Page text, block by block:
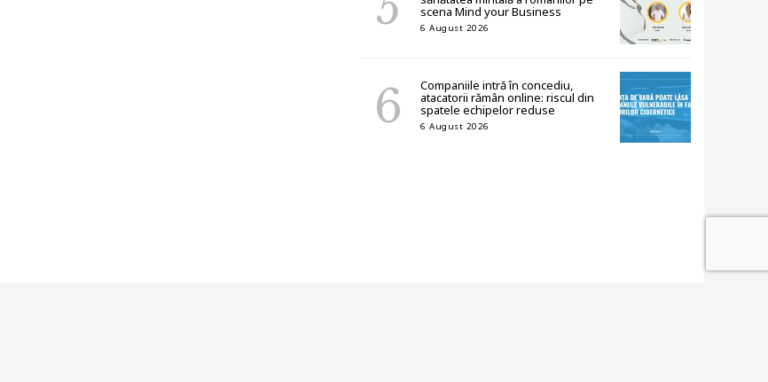
scena Mind your Business
6 August 2026
Companiile intră în concediu,
atacatorii rămân online: riscul din
spatele echipelor reduse
6 August 2026